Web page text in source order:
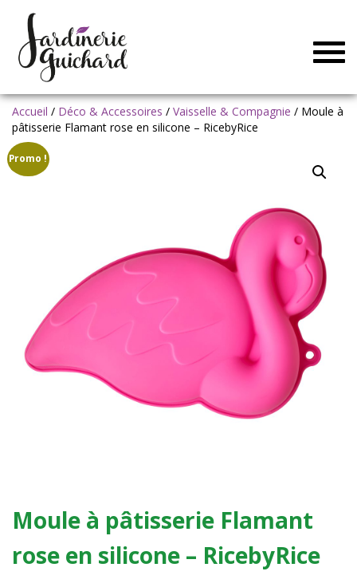
Accueil / Déco & Accessoires / Vaisselle & Compagnie / Moule à
pâtisserie Flamant rose en silicone – RicebyRice
Promo !
Moule à pâtisserie Flamant
rose en silicone – RicebyRice